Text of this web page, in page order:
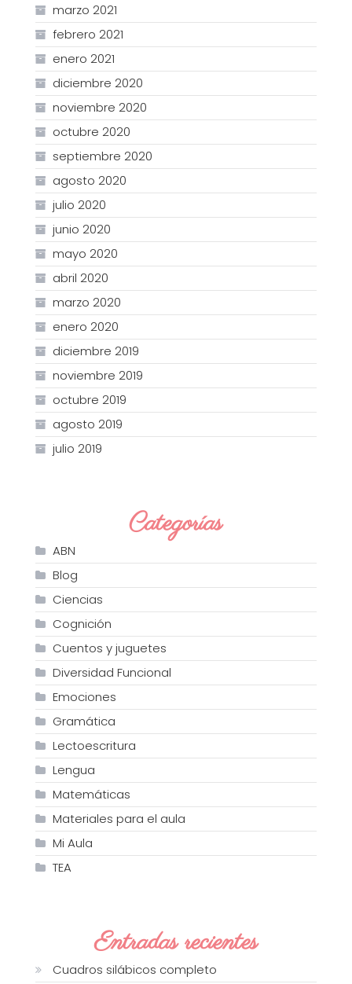
marzo 2021
febrero 2021
enero 2021
diciembre 2020
noviembre 2020
octubre 2020
septiembre 2020
agosto 2020
julio 2020
junio 2020
mayo 2020
abril 2020
marzo 2020
enero 2020
diciembre 2019
noviembre 2019
octubre 2019
agosto 2019
julio 2019
Categorías
ABN
Blog
Ciencias
Cognición
Cuentos y juguetes
Diversidad Funcional
Emociones
Gramática
Lectoescritura
Lengua
Matemáticas
Materiales para el aula
Mi Aula
TEA
Entradas recientes
Cuadros silábicos completo